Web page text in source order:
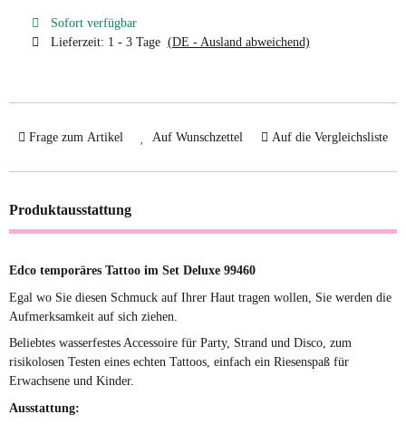
Sofort verfügbar
Lieferzeit: 1 - 3 Tage (DE - Ausland abweichend)
Frage zum Artikel Auf Wunschzettel Auf die Vergleichsliste
Produktausstattung
Edco temporäres Tattoo im Set Deluxe 99460
Egal wo Sie diesen Schmuck auf Ihrer Haut tragen wollen, Sie werden die
Aufmerksamkeit auf sich ziehen.
Beliebtes wasserfestes Accessoire für Party, Strand und Disco, zum
risikolosen Testen eines echten Tattoos, einfach ein Riesenspaß für
Erwachsene und Kinder.
Ausstattung: